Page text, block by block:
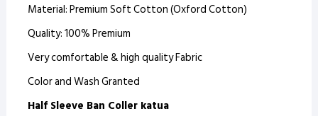
Material: Premium Soft Cotton (Oxford Cotton)
Quality: 100% Premium
Very comfortable & high quality Fabric
Color and Wash Granted
Half Sleeve Ban Coller katua